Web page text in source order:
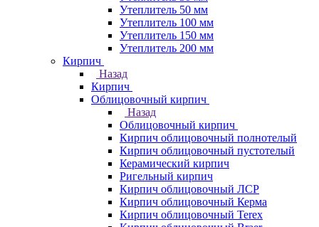
Утеплитель 50 мм
Утеплитель 100 мм
Утеплитель 150 мм
Утеплитель 200 мм
Кирпич
Назад
Кирпич
Облицовочный кирпич
Назад
Облицовочный кирпич
Кирпич облицовочный полнотелый
Кирпич облицовочный пустотелый
Керамический кирпич
Ригельный кирпич
Кирпич облицовочный ЛСР
Кирпич облицовочный Керма
Кирпич облицовочный Terex